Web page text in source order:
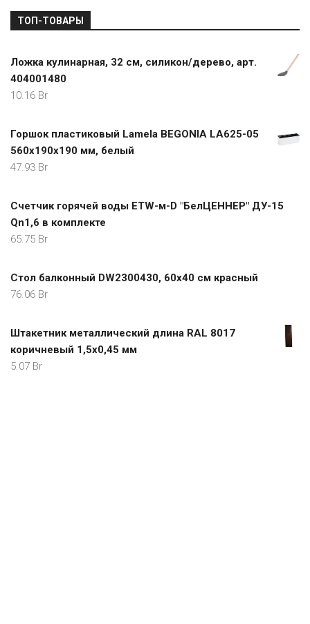
ТОП-ТОВАРЫ
Ложка кулинарная, 32 см, силикон/дерево, арт.
404001480
10.16 Br
Горшок пластиковый Lamela BEGONIA LA625-05
560x190x190 мм, белый
47.93 Br
Счетчик горячей воды ETW-м-D "БелЦЕННЕР" ДУ-15
Qn1,6 в комплекте
65.75 Br
Стол балконный DW2300430, 60х40 см красный
76.06 Br
Штакетник металлический длина RAL 8017
коричневый 1,5х0,45 мм
5.07 Br